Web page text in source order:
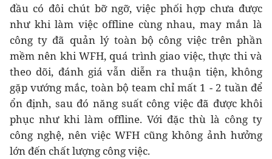
đầu có đôi chút bỡ ngỡ, việc phối hợp chưa được
như khi làm việc offline cùng nhau, may mắn là
công ty đã quản lý toàn bộ công việc trên phần
mềm nên khi WFH, quá trình giao việc, thực thi và
theo dõi, đánh giá vẫn diễn ra thuận tiện, không
gặp vướng mắc, toàn bộ team chỉ mất 1 - 2 tuần để
ổn định, sau đó năng suất công việc đã được khôi
phục như khi làm offline. Với đặc thù là công ty
công nghệ, nên việc WFH cũng không ảnh hưởng
lớn đến chất lượng công việc.